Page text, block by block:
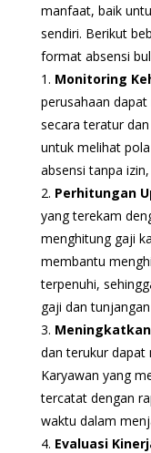
manfaat, baik
sendiri. Berikut
format absensi
1. Monitoring
perusahaan
secara teratur
untuk melihat
absensi tanpa
2. Perhitungan
yang terekam
menghitung gaji
membantu
terpenuhi,
gaji dan
3.
dan terukur dapat
Karyawan yang
tercatat dengan
waktu dalam
4. Evaluasi